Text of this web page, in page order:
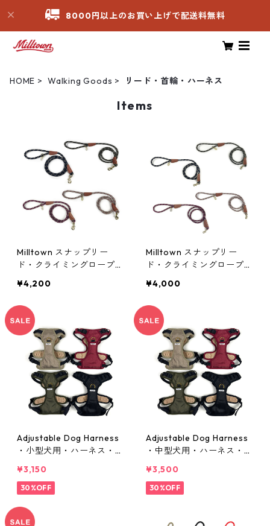
8000円以上のお買い上げで配送料無料
HOME Walking Goods リード・首輪・ハーネス
Items
Milltown スナップリー
ド・クライミングロープ
¥4,200
Milltown スナップリー
ド・クライミングロープ
¥4,000
Adjustable Dog Harness
・小型犬用・ハーネス・サ
¥3,150
30%OFF
Adjustable Dog Harness
・中型犬用・ハーネス・サ
¥3,500
30%OFF